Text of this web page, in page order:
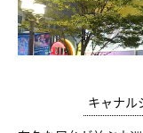
キャナル